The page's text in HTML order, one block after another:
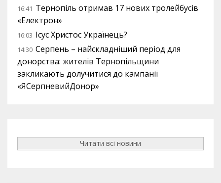
16:41 Тернопіль отримав 17 нових тролейбусів
«Електрон»
16:03 Ісус Христос Українець?
14:30 Серпень – найскладніший період для
донорства: жителів Тернопільщини
закликають долучитися до кампанії
«ЯСерпневийДонор»
Читати всі новини